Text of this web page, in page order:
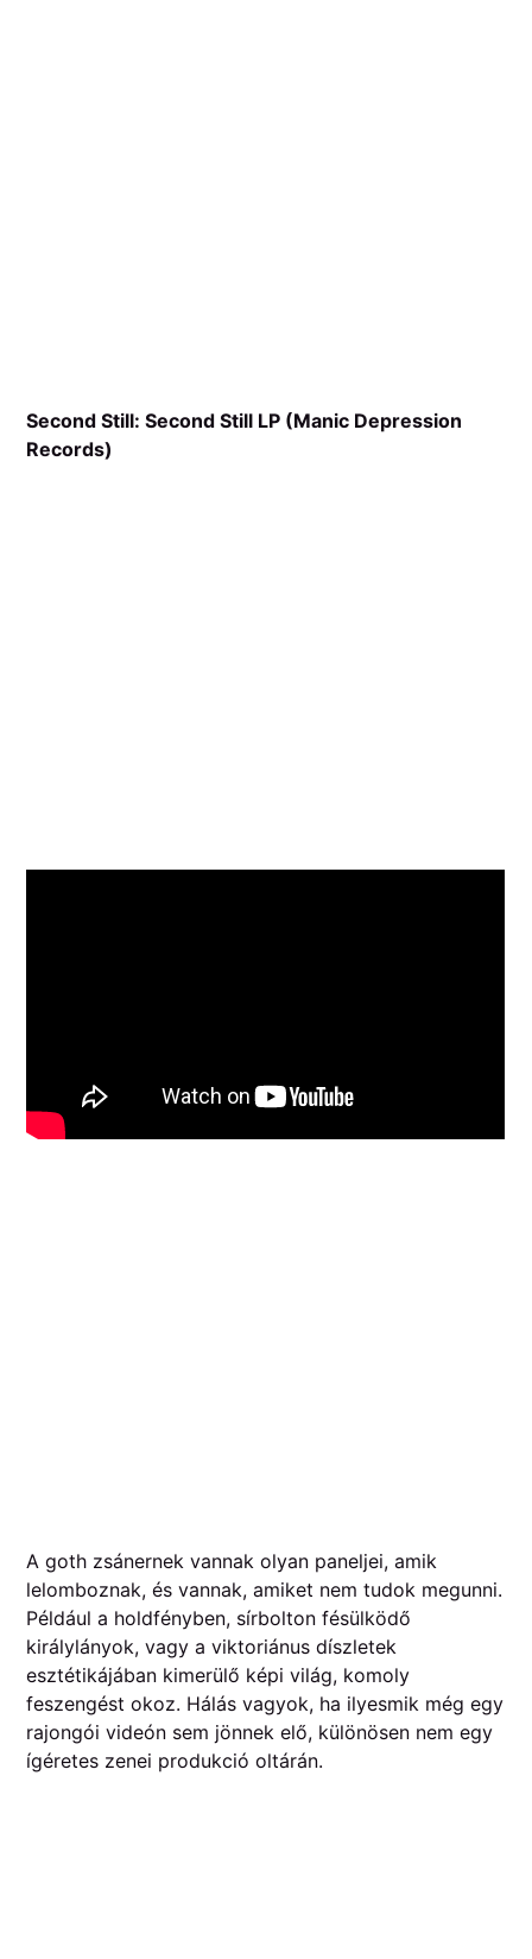
Second Still: Second Still LP (Manic Depression
Records)
A goth zsánernek vannak olyan paneljei, amik
lelomboznak, és vannak, amiket nem tudok megunni.
Például a holdfényben, sírbolton fésülködő
királylányok, vagy a viktoriánus díszletek
esztétikájában kimerülő képi világ, komoly
feszengést okoz. Hálás vagyok, ha ilyesmik még egy
rajongói videón sem jönnek elő, különösen nem egy
ígéretes zenei produkció oltárán.